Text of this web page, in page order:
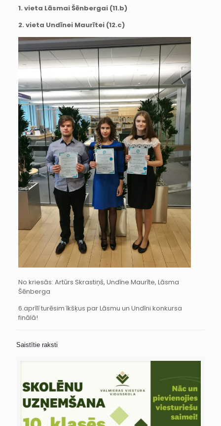
1. vieta Lāsmai Šēnbergai (11.b)
2. vieta Undīnei Maurītei (12.c)
No kriesās: Artūrs Skrastiņš, Undīne Maurīte, Lāsma
Šēnberga
6.aprīlī turēsim īkšķus par Lāsmu un Undīni konkursa
finālā!
Saistītie raksti